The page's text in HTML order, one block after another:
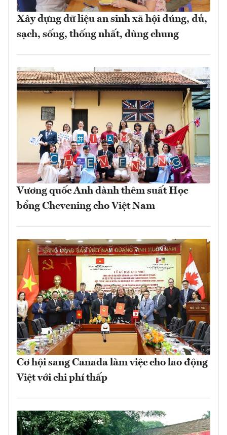
Xây dựng dữ liệu an sinh xã hội đúng, đủ,
sạch, sống, thống nhất, dùng chung
Vương quốc Anh dành thêm suất Học
bổng Chevening cho Việt Nam
Cơ hội sang Canada làm việc cho lao động
Việt với chi phí thấp